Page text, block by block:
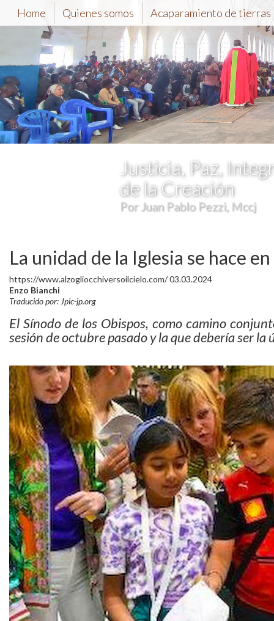
Home Quienes somos Acaparamiento de tierras
Justicia, Paz,
de la Creación
Por Juan Pablo Pezzi, Mccj
La unidad de la Iglesia se hace
https://www.alzogliocchiversoilcielo.com/ 03.03.2024
Enzo Bianchi
Traducido por: Jpic-jp.org
El Sínodo de los Obispos, como camino
sesión de octubre pasado y la que debería ser